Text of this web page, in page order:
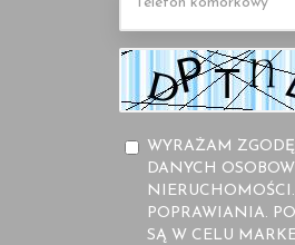
WYRAŻAM
DANYCH
POPRAWIANIA.
SĄ W CELU